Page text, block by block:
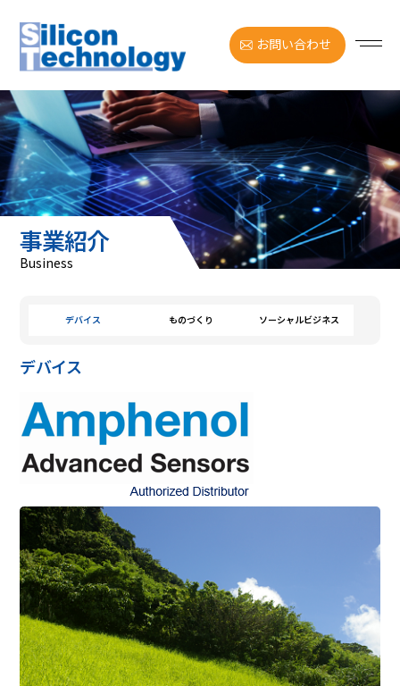
お問い合わせ
事業紹介
Business
デバイス ものづくり ソーシャルビジネス
デバイス